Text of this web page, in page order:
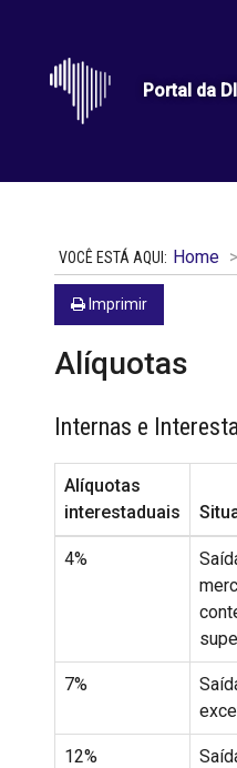
Portal da
Home
Imprimir
Alíquotas
Internas e
Alíquotas
interestaduais
4%
7%
12%